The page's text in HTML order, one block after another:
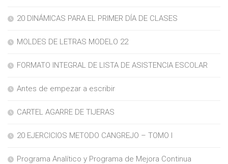
20 DINÁMICAS PARA EL PRIMER DÍA DE CLASES
MOLDES DE LETRAS MODELO 22
FORMATO INTEGRAL DE LISTA DE ASISTENCIA ESCOLAR
Antes de empezar a escribir
CARTEL AGARRE DE TIJERAS
20 EJERCICIOS METODO CANGREJO – TOMO I
Programa Analítico y Programa de Mejora Continua